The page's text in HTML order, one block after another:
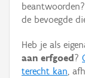
Persoon of collectief
Hergebruik
de bevoegde
Heb je als
aan erfgoed ?
terecht kan,